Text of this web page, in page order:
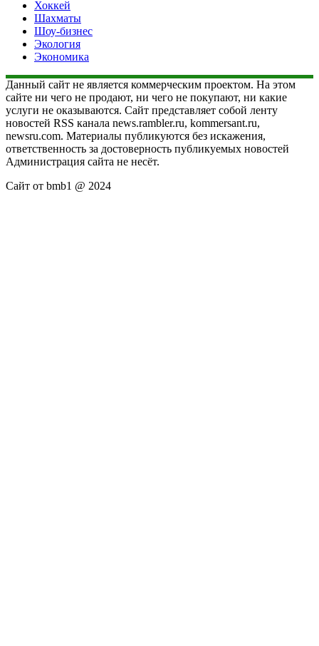
Хоккей
Шахматы
Шоу-бизнес
Экология
Экономика
Данный сайт не является коммерческим проектом. На этом
сайте ни чего не продают, ни чего не покупают, ни какие
услуги не оказываются. Сайт представляет собой ленту
новостей RSS канала news.rambler.ru, kommersant.ru,
newsru.com. Материалы публикуются без искажения,
ответственность за достоверность публикуемых новостей
Администрация сайта не несёт.
Сайт от bmb1 @ 2024